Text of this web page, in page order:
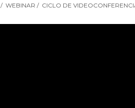
/ WEBINAR / CICLO DE